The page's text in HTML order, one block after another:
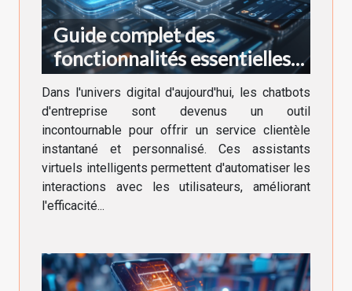
Guide complet des
fonctionnalités essentielles
pour les chatbots
d'entreprise
Dans l'univers digital d'aujourd'hui, les chatbots
d'entreprise sont devenus un outil
incontournable pour offrir un service clientèle
instantané et personnalisé. Ces assistants
virtuels intelligents permettent d'automatiser les
interactions avec les utilisateurs, améliorant
l'efficacité...